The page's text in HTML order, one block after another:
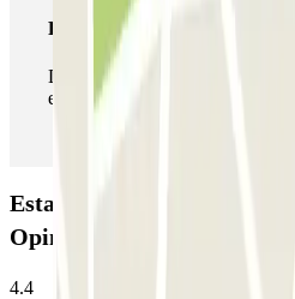
Passe ilimitado
Durante a sua estadia, pode
estacionamento as vezes que
Estacionamento BipBip -
Opiniões
4.4